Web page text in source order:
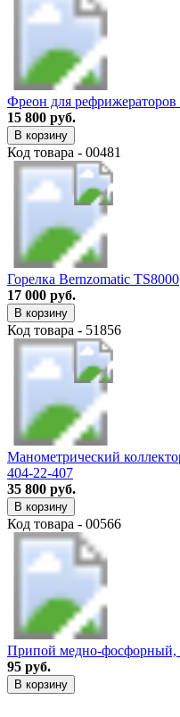
Фреон для рефрижераторов
15 800 руб.
В корзину
Код товара - 00481
Горелка Bernzomatic TS8000
17 000 руб.
В корзину
Код товара - 51856
Манометрический
404-22-407
35 800 руб.
В корзину
Код товара - 00566
Припой медно-фосфорный,
95 руб.
В корзину